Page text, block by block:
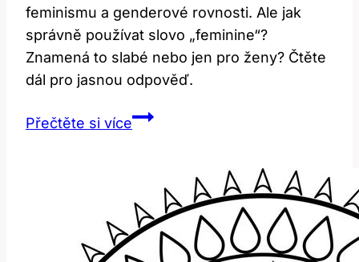
feminismu a genderové rovnosti. Ale jak
správně používat slovo „feminine“?
Znamená to slabé nebo jen pro ženy? Čtěte
dál pro jasnou odpověď.
Přečtěte si víceFeminine:
Používat
Toto
Populární
Slovo?